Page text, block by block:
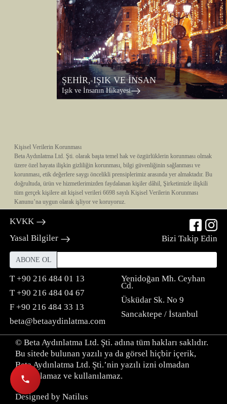
ŞEHİR, IŞIK VE İNSAN
Işık ve İnsanın Hikayesi
Kişisel Verilerin Korunması
Beta Aydınlatma Ltd. Şti. olarak başta temel hak ve özgürlüklerin korunması olmak
üzere özel hayata ilişkin gizliliğin korunması, bilgi güvenliğinin sağlanması ve
korunması, etik değerlere saygı öncelikli prensiplerimiz arasında yer almaktadır. Bu
doğrultuda, ürün ve hizmetlerimizden faydalanan kişiler dâhil, Şirketimizle ilişkili
tüm gerçek kişilere ait kişisel verileri 6698 sayılı Kişisel Verilerin Korunması
T+90 216 484 01 13
T+90 216 484 04 67
F+90 216 484 33 13
beta@betaaydinlatma.com
Yenidoğan Mh. Ceyhan
Cd.
Üsküdar Sk. No 9
Sancaktepe / İstanbul
KVKK
Yasal Bilgiler
Bizi Takip Edin
ABONE OL
© Beta Aydınlatma Ltd. Şti. adına tüm hakları saklıdır.
Bu sitede bulunan yazılı ya da görsel hiçbir içerik,
Beta Aydınlatma Ltd. Şti.’nin yazılı izni olmadan
çoğaltılamaz ve kullanılamaz.
Designed by Natilus